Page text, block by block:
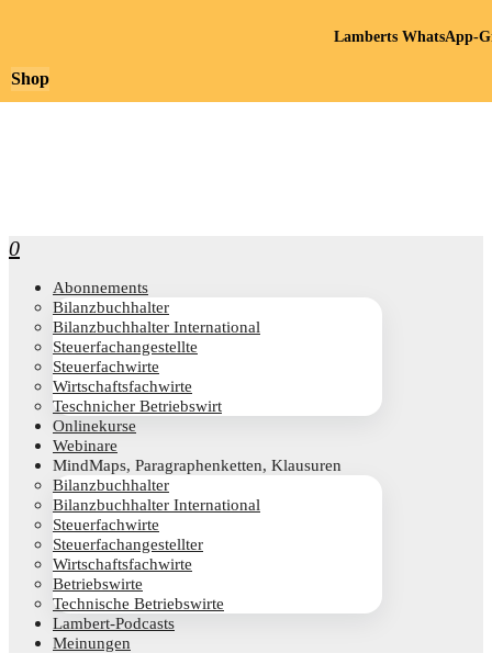
0
Abon­ne­ments
Bilanz­buch­hal­ter
Bilanz­buch­hal­ter International
Steu­er­fach­an­ge­stell­te
Steu­er­fach­wir­te
Wirt­schafts­fach­wir­te
Teschni­cher Betriebswirt
Online­kur­se
Web­i­na­re
Mind­Maps, Para­gra­phen­ket­ten, Klausuren
Bilanz­buch­hal­ter
Bilanz­buch­hal­ter International
Steu­er­fach­wir­te
Steu­er­fach­an­ge­stell­ter
Wirt­schafts­fach­wir­te
Betriebs­wir­te
Tech­ni­sche Betriebswirte
Lam­­bert-Pod­­casts
Mei­nun­gen
Shop
Lamberts WhatsApp-